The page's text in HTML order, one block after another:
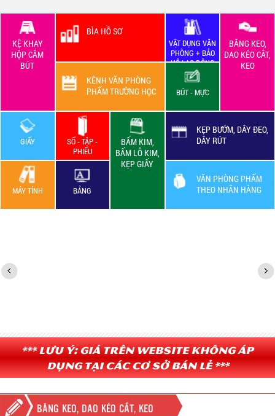
KỆ KHAY
HỘP CẮM
BÚT
BÌA HỒ SƠ
VẬT DỤNG VĂN
PHÒNG + BẢO
HỘ LAO ĐỘNG
BĂNG KEO,
DAO KÉO CẮT,
KEO
KÊNH VĂN PHÒNG
PHẨM TRƯỜNG HỌC
BÚT - MỰC
GIẤY
SỔ - TẬP -
PHIẾU
BẤM KIM,
BẤM LỖ KIM,
KẸP GIẤY
KẸP BƯỚM, DÂY ĐEO,
DÂY RÚT
VĂN PHÒNG PHẨM
THEO NHÃN HÀNG
MÁY TÍNH BẢNG
*** Lưu ý: Giá trên website không áp
dụng tại các cơ sở bán lẻ ***
BĂNG KEO, DAO KÉO CẮT, KEO